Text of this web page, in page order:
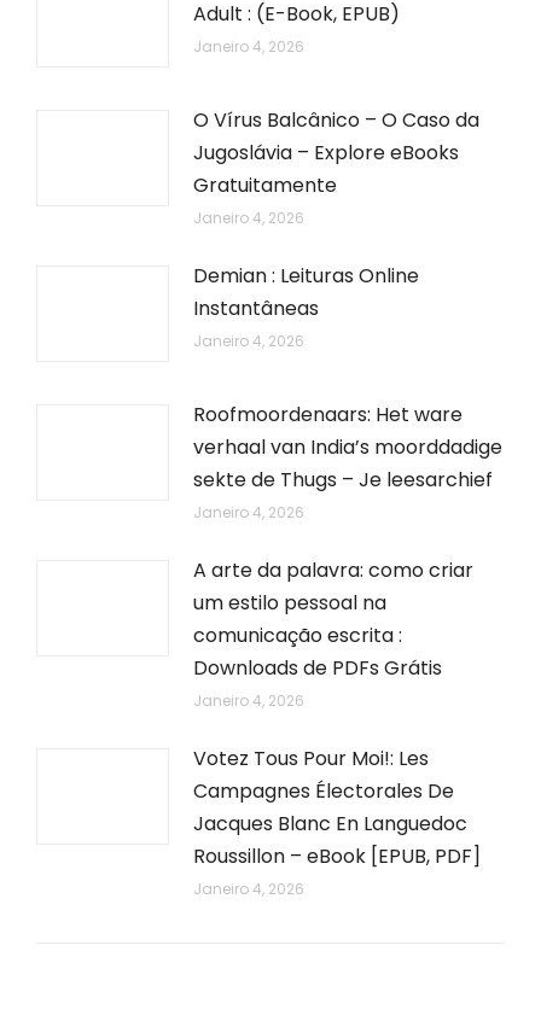
Adult : (E-Book, EPUB)
Janeiro 4, 2026
O Vírus Balcânico – O Caso da
Jugoslávia – Explore eBooks
Gratuitamente
Janeiro 4, 2026
Demian : Leituras Online
Instantâneas
Janeiro 4, 2026
Roofmoordenaars: Het ware
verhaal van India’s moorddadige
sekte de Thugs – Je leesarchief
Janeiro 4, 2026
A arte da palavra: como criar
um estilo pessoal na
comunicação escrita :
Downloads de PDFs Grátis
Janeiro 4, 2026
Votez Tous Pour Moi!: Les
Campagnes Électorales De
Jacques Blanc En Languedoc
Roussillon – eBook [EPUB, PDF]
Janeiro 4, 2026